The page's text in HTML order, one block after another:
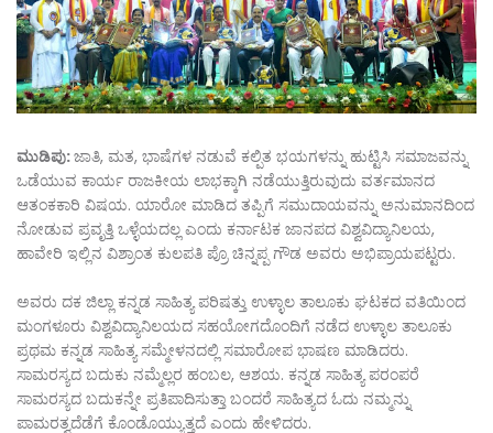
ಮುಡಿಪು:ಜಾತಿ, ಮತ, ಭಾಷೆಗಳ ನಡುವೆ ಕಲ್ಪಿತ ಭಯಗಳನ್ನು ಹುಟ್ಟಿಸಿ ಸಮಾಜವನ್ನು
ಒಡೆಯುವ ಕಾರ್ಯ ರಾಜಕೀಯ ಲಾಭಕ್ಕಾಗಿ ನಡೆಯುತ್ತಿರುವುದು ವರ್ತಮಾನದ
ಆತಂಕಕಾರಿ ವಿಷಯ. ಯಾರೋ ಮಾಡಿದ ತಪ್ಪಿಗೆ ಸಮುದಾಯವನ್ನು ಅನುಮಾನದಿಂದ
ನೋಡುವ ಪ್ರವೃತ್ತಿ ಒಳ್ಳೆಯದಲ್ಲ ಎಂದು ಕರ್ನಾಟಕ ಜಾನಪದ ವಿಶ್ವವಿದ್ಯಾನಿಲಯ,
ಹಾವೇರಿ ಇಲ್ಲಿನ ವಿಶ್ರಾಂತ ಕುಲಪತಿ ಪ್ರೊ ಚಿನ್ನಪ್ಪ ಗೌಡ ಅವರು ಅಭಿಪ್ರಾಯಪಟ್ಟರು.
ಅವರು ದಕ ಜಿಲ್ಲಾ ಕನ್ನಡ ಸಾಹಿತ್ಯ ಪರಿಷತ್ತು ಉಳ್ಳಾಲ ತಾಲೂಕು ಘಟಕದ ವತಿಯಿಂದ
ಮಂಗಳೂರು ವಿಶ್ವವಿದ್ಯಾನಿಲಯದ ಸಹಯೋಗದೊಂದಿಗೆ ನಡೆದ ಉಳ್ಳಾಲ ತಾಲೂಕು
ಪ್ರಥಮ ಕನ್ನಡ ಸಾಹಿತ್ಯ ಸಮ್ಮೇಳನದಲ್ಲಿ ಸಮಾರೋಪ ಭಾಷಣ ಮಾಡಿದರು.
ಸಾಮರಸ್ಯದ ಬದುಕು ನಮ್ಮೆಲ್ಲರ ಹಂಬಲ, ಆಶಯ. ಕನ್ನಡ ಸಾಹಿತ್ಯ ಪರಂಪರೆ
ಸಾಮರಸ್ಯದ ಬದುಕನ್ನೇ ಪ್ರತಿಪಾದಿಸುತ್ತಾ ಬಂದರೆ ಸಾಹಿತ್ಯದ ಓದು ನಮ್ಮನ್ನು
ಪಾಮರತ್ವದೆಡೆಗೆ ಕೊಂಡೊಯ್ಯುತ್ತದೆ ಎಂದು ಹೇಳಿದರು.